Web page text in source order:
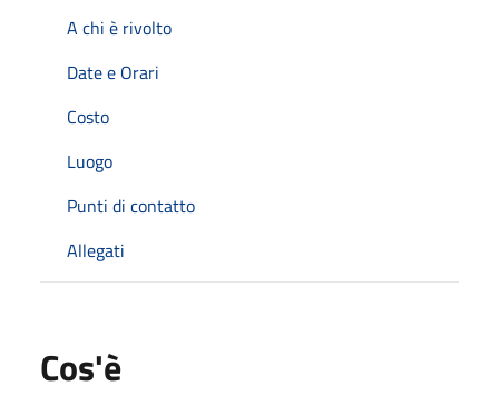
A chi è rivolto
Date e Orari
Costo
Luogo
Punti di contatto
Allegati
Cos'è